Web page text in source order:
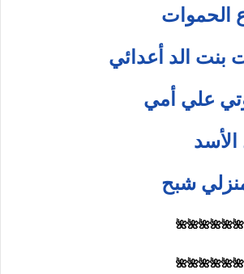
الحموات
بنت الد أعدائي
علي أمي
الأسد
شبح